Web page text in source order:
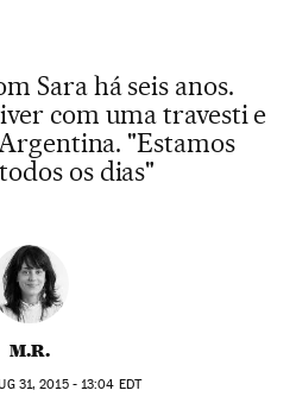
Sara há seis anos.
com uma travesti e
"Estamos
os dias"
M.R.
31, 2015 - 13:04 EDT